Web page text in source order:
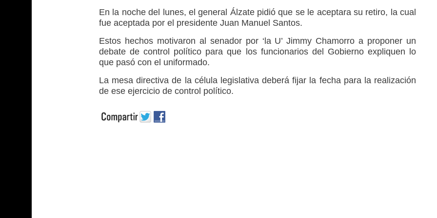
En la noche del lunes, el general Álzate pidió que se le aceptara su retiro, la cual
fue aceptada por el presidente Juan Manuel Santos.
Estos hechos motivaron al senador por ‘la U’ Jimmy Chamorro a proponer un
debate de control político para que los funcionarios del Gobierno expliquen lo
que pasó con el uniformado.
La mesa directiva de la célula legislativa deberá fijar la fecha para la realización
de ese ejercicio de control político.